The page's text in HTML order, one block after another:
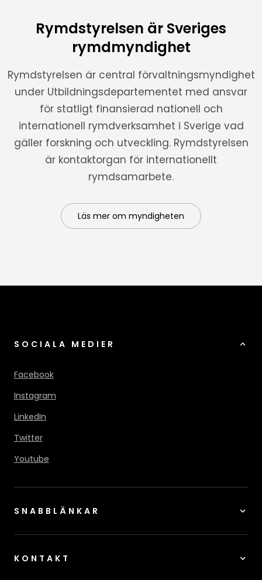
Rymdstyrelsen är Sveriges
rymdmyndighet
Rymdstyrelsen är central förvaltningsmyndighet
under Utbildningsdepartementet med ansvar
för statligt finansierad nationell och
internationell rymdverksamhet i Sverige vad
gäller forskning och utveckling. Rymdstyrelsen
är kontaktorgan för internationellt
rymdsamarbete.
Läs mer om myndigheten
SOCIALA MEDIER
Facebook
Instagram
LinkedIn
Twitter
Youtube
SNABBLÄNKAR
KONTAKT